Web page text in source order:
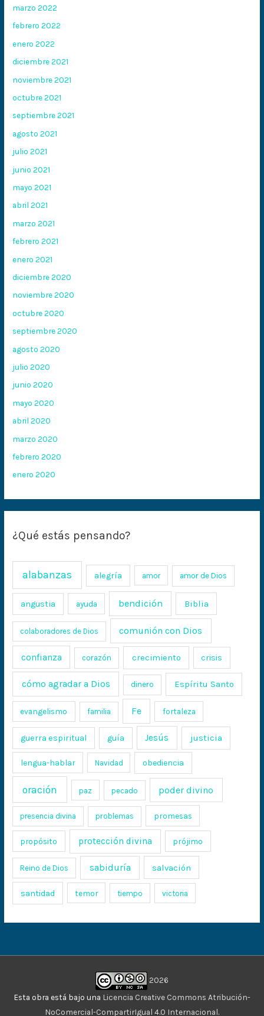
marzo 2022
febrero 2022
enero 2022
diciembre 2021
noviembre 2021
octubre 2021
septiembre 2021
agosto 2021
julio 2021
junio 2021
mayo 2021
abril 2021
marzo 2021
febrero 2021
enero 2021
diciembre 2020
noviembre 2020
octubre 2020
septiembre 2020
agosto 2020
julio 2020
junio 2020
mayo 2020
abril 2020
marzo 2020
febrero 2020
enero 2020
¿Qué estás pensando?
alabanzas alegría amor amor de Dios
angustia ayuda bendición Biblia
colaboradores de Dios comunión con Dios
confianza corazón crecimiento crisis
cómo agradar a Dios dinero Espíritu Santo
evangelismo familia Fe fortaleza
guerra espiritual guía Jesús justicia
lengua-hablar Navidad obediencia
oración paz pecado poder divino
presencia divina problemas promesas
propósito protección divina prójimo
Reino de Dios sabiduría salvación
santidad temor tiempo victoria
2026
Esta obra está bajo una Licencia Creative Commons Atribución-
NoComercial-CompartirIgual 4.0 Internacional.